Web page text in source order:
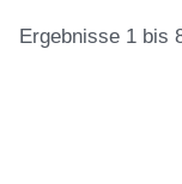
Ergebnisse 1 bis